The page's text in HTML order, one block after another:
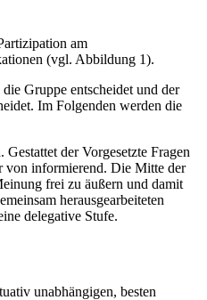
am
(vgl. Abbildung 1).
Gruppe entscheidet und der
Im Folgenden werden die
der Vorgesetzte Fragen
von informierend. Die Mitte der
frei zu äußern und damit
herausgearbeiteten
delegative Stufe.
unabhängigen, besten